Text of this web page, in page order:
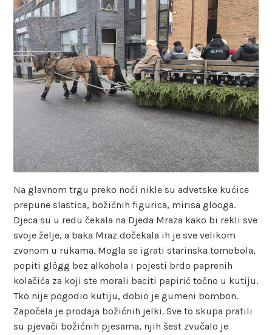
Na glavnom trgu preko noći nikle su advetske kućice
prepune slastica, božićnih figurica, mirisa glooga.
Djeca su u redu čekala na Djeda Mraza kako bi rekli sve
svoje želje, a baka Mraz dočekala ih je sve velikom
zvonom u rukama. Mogla se igrati starinska tomobola,
popiti glögg bez alkohola i pojesti brdo paprenih
kolačića za koji ste morali baciti papirić točno u kutiju.
Tko nije pogodio kutiju, dobio je gumeni bombon.
Započela je prodaja božićnih jelki. Sve to skupa pratili
su pjevači božićnih pjesama, njih šest zvučalo je